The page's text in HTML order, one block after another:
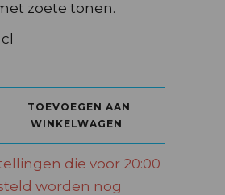
zoete tonen.
PINK 70 CL quantity
TOEVOEGEN AAN
WINKELWAGEN
die voor 20:00
worden nog